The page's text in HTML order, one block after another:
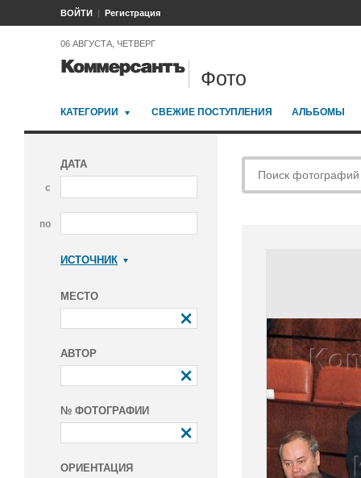
ВОЙТИ Регистрация
06 АВГУСТА, ЧЕТВЕРГ
Фото
КАТЕГОРИИ СВЕЖИЕ ПОСТУПЛЕНИЯ АЛЬБОМЫ
ДАТА
с
по
ИСТОЧНИК
МЕСТО
АВТОР
№ ФОТОГРАФИИ
ОРИЕНТАЦИЯ